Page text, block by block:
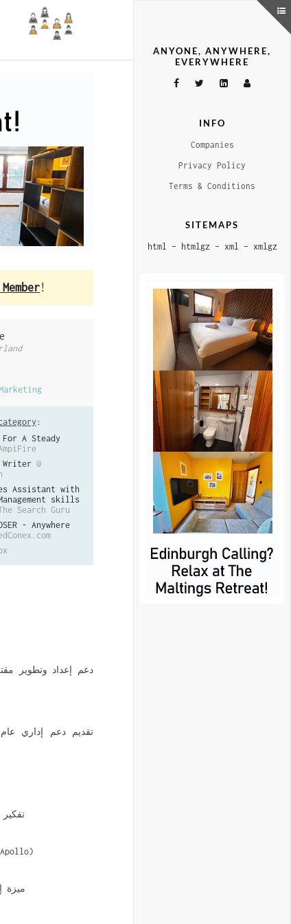
!
:
A Steady
Writer @
Assistant with
skills
Search Guru
- Anywhere
–
– إتقان Google Workspace وClickUp وأدوات CRM (Salesforce) وغيرها من أدوات دعم المبيعات (مثل Apollo)
–
ANYONE, ANYWHERE,
EVERYWHERE
INFO
Companies
Privacy Policy
Terms & Conditions
SITEMAPS
html – htmlgz– xml – xmlgz